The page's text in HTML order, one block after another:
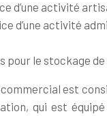
d’une activité
d’une activité
pour le stockage
est
qui est